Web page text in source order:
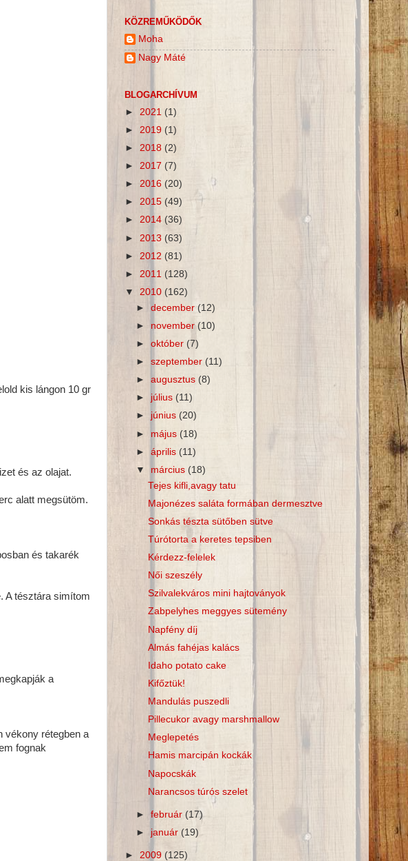
kis lángon 10 gr
és az olajat.
alatt megsütöm.
és takarék
A tésztára simítom
a
vékony rétegben a
fognak
KÖZREMŰKÖDŐK
Moha
Nagy Máté
BLOGARCHÍVUM
► 2021 (1)
► 2019 (1)
► 2018 (2)
► 2017 (7)
► 2016 (20)
► 2015 (49)
► 2014 (36)
► 2013 (63)
► 2012 (81)
► 2011 (128)
▼ 2010 (162)
►december(12)
► november (10)
►október (7)
►szeptember(11)
►augusztus (8)
► július(11)
► június(20)
► május (18)
►április (11)
▼ március(18)
Tejes kifli,avagy tatu
Majonézes saláta formában dermesztve
Sonkás tészta sütőben sütve
Túrótorta a keretes tepsiben
Kérdezz-felelek
Női szeszély
Szilvalekváros mini hajtoványok
Zabpelyhes meggyes sütemény
Napfény díj
Almás fahéjas kalács
Idaho potato cake
Kifőztük!
Mandulás puszedli
Pillecukor avagy marshmallow
Meglepetés
Hamis marcipán kockák
Napocskák
Narancsos túrós szelet
►február(17)
► január (19)
► 2009 (125)